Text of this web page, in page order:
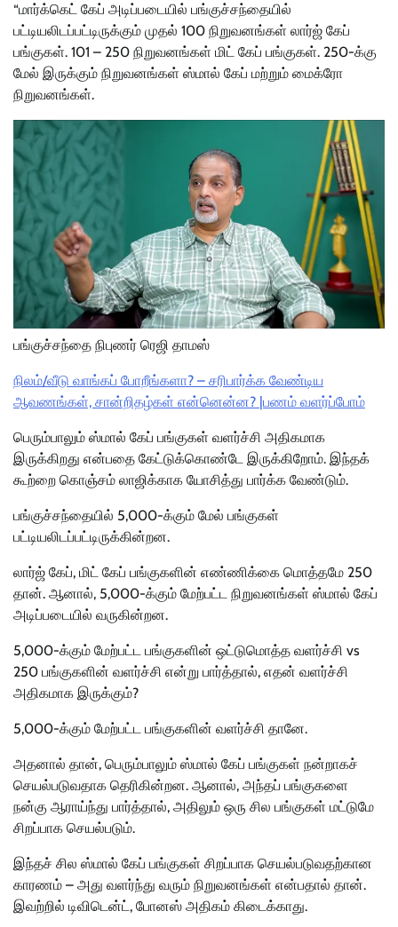
“மார்க்கெட் கேப் அடிப்படையில் பங்குச்சந்தையில்
பட்டியலிடப்பட்டிருக்கும் முதல் 100 நிறுவனங்கள் லார்ஜ் கேப்
பங்குகள். 101 – 250 நிறுவனங்கள் மிட் கேப் பங்குகள். 250-க்கு
மேல் இருக்கும் நிறுவனங்கள் ஸ்மால் கேப் மற்றும் மைக்ரோ
நிறுவனங்கள்.
பங்குச்சந்தை நிபுணர் ரெஜி தாமஸ்
நிலம்/வீடு வாங்கப் போறீங்களா? – சரிபார்க்க வேண்டிய
ஆவணங்கள், சான்றிதழ்கள் என்னென்ன? |பணம் வளர்ப்போம்
பெரும்பாலும் ஸ்மால் கேப் பங்குகள் வளர்ச்சி அதிகமாக
இருக்கிறது என்பதை கேட்டுக்கொண்டே இருக்கிறோம். இந்தக்
கூற்றை கொஞ்சம் லாஜிக்காக யோசித்து பார்க்க வேண்டும்.
பங்குச்சந்தையில் 5,000-க்கும் மேல் பங்குகள்
பட்டியலிடப்பட்டிருக்கின்றன.
லார்ஜ் கேப், மிட் கேப் பங்குகளின் எண்ணிக்கை மொத்தமே 250
தான். ஆனால், 5,000-க்கும் மேற்பட்ட நிறுவனங்கள் ஸ்மால் கேப்
அடிப்படையில் வருகின்றன.
5,000-க்கும் மேற்பட்ட பங்குகளின் ஒட்டுமொத்த வளர்ச்சி vs
250 பங்குகளின் வளர்ச்சி என்று பார்த்தால், எதன் வளர்ச்சி
அதிகமாக இருக்கும்?
5,000-க்கும் மேற்பட்ட பங்குகளின் வளர்ச்சி தானே.
அதனால் தான், பெரும்பாலும் ஸ்மால் கேப் பங்குகள் நன்றாகச்
செயல்படுவதாக தெரிகின்றன. ஆனால், அந்தப் பங்குகளை
நன்கு ஆராய்ந்து பார்த்தால், அதிலும் ஒரு சில பங்குகள் மட்டுமே
சிறப்பாக செயல்படும்.
இந்தச் சில ஸ்மால் கேப் பங்குகள் சிறப்பாக செயல்படுவதற்கான
காரணம் – அது வளர்ந்து வரும் நிறுவனங்கள் என்பதால் தான்.
இவற்றில் டிவிடென்ட், போனஸ் அதிகம் கிடைக்காது.